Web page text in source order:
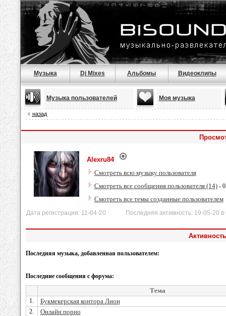
Музыка Dj Mixes Альбомы Видеоклипы
Музыка пользователей Моя музыка
назад
Alexru84
Смотреть всю музыку пользователя
Смотреть все сообщения пользователя (14)-
Смотреть все темы созданные пользователем
Дата регистрации: 11-04-20 Последняя активность: 19-05-20 в
Последняя музыка, добавленная пользователем:
Последние сообщения с форума:
Тема
1. Букмекерская контора Лион
2. Онлайн порно